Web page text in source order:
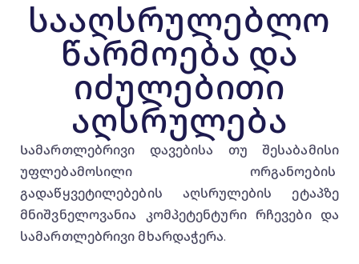
სააღსრულებლო
წარმოება და
იძულებითი
აღსრულება
Სამართლებრივი დავებისა თუ შესაბამისი
უფლებამოსილი ორგანოების
გადაწყვეტილებების აღსრულების ეტაპზე
მნიშვნელოვანია კომპეტენტური რჩევები და
სამართლებრივი მხარდაჭერა.